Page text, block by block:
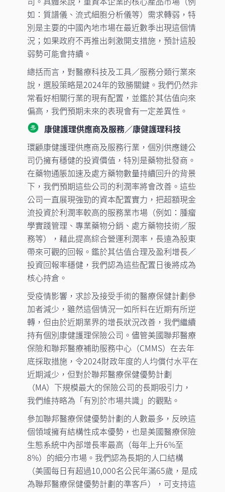
如：質譜儀、流式細胞分析儀等）需求轉弱，特
別是主要的中國內地市場在最近數季出現這個情
況；如果政府不再推出刺激開支措施，預計這股
弱勢可能會持續。
總括而言，對醫療科技及工具／服務分類行業來
說，選股策略是2024年的致勝關鍵。我們仍然非
常看好相關行業的現有配置，並鑑於其估值向來
偏高，我們預期未來的表現會有一定差異性。
康健護理供應商及服務／康健護理科技
環顧康健護理供應商及服務行業，個別供應鏈公
司仍擁有穩健的投資價值，特別是藥物批發商。
在藥物通脹加速及處方藥物數量持續回升的背景
下，我們預期這些公司的利潤率將會改善。這些
公司一直展現強勁的資本配置實力，把超額現金
流投資於利潤率較高的服務業市場（例如：腫瘤
學實踐管理、專業藥物分銷、處方藥物技術／服
務等），藉此提高綜合營運利潤率，長遠為股東
帶來可觀的回報。鑑於其估值合理及盈利增長／
投資回報率穩健，我們認為這些配置日後將成為
核心持倉。
受疫情影響，求診及接受手術的醫療保健計劃參
加者減少，雖然這個情況一如所料在近期有所逆
轉，但由於近期業界的增長狀況改善，我們繼續
持有個別康健護理保險公司。儘管美國聯邦醫療
保險和聯邦醫療補助服務中心（CMMS）在去年
底採取措施，令2024財政年度的人均償付水平在
近期減少，但對於聯邦醫療保健優勢計劃
（MA）下規模最大的保險公司的長期吸引力，
我們維持略為「有別於市場共識」的觀點。
參加聯邦醫療保健優勢計劃的人數最多，反映這
個領域擁有結構性成本優勢，也是美國醫療保險
生態系統中內部增長率最高（每年上升6%至
8%）的細分市場。我們認為長期的人口結構
（美國每日有超過10,000名公民年滿65歲，是成
為聯邦醫療保健優勢計劃的準客戶），可支持這